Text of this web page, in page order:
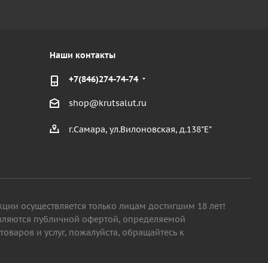
Наши контакты
+7(846)274-74-74
shop@krutsalut.ru
г.Самара, ул.Вилоновская, д.138"Е"
осуществляется только лицам достигшим 18 лет!
публичной офертой, определяемой
и услуг, пожалуйста, обращайтесь к